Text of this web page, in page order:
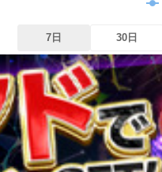
7日 30日